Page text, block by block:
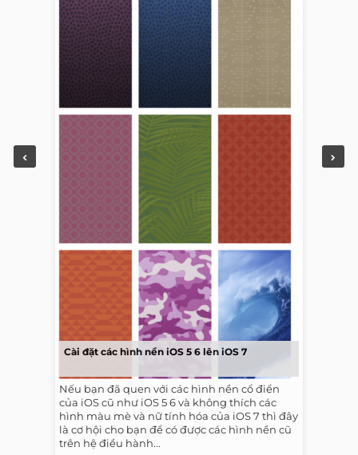
Cài đặt các hình nền iOS 5 6 lên iOS 7
Nếu bạn đã quen với các hình nền cổ điển
của iOS cũ như iOS 5 6 và không thích các
hình màu mè và nữ tính hóa của iOS 7 thì đây
là cơ hội cho bạn để có được các hình nền cũ
trên hệ điều hành...